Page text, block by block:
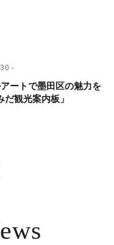
ートで墨田区の魅力を
観光案内板」